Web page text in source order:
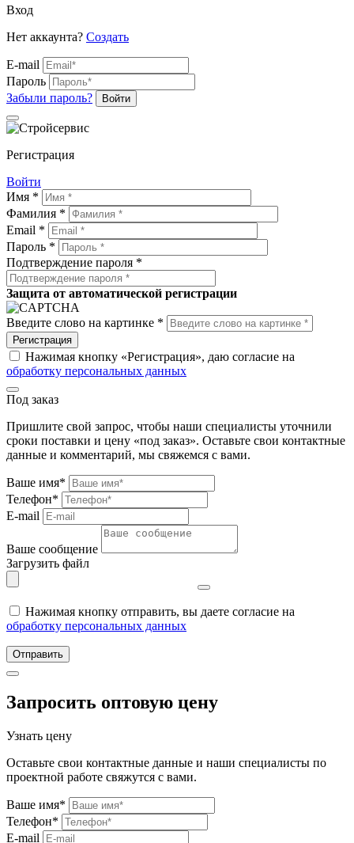
Вход
Нет аккаунта? Создать
E-mail
Пароль
Забыли пароль?
Войти
Регистрация
Войти
Имя *
Фамилия *
Email *
Пароль *
Подтверждение пароля *
Защита от автоматической регистрации
Введите слово на картинке *
Регистрация
Нажимая кнопку «Регистрация», даю согласие на
обработку персональных данных
Под заказ
Пришлите свой запрос, чтобы наши специалисты уточнили
сроки поставки и цену «под заказ». Оставьте свои контактные
данные и комментарий, мы свяжемся с вами.
Ваше имя*
Телефон*
E-mail
Ваше сообщение
Загрузить файл
Нажимая кнопку отправить, вы даете согласие на
обработку персональных данных
Отправить
Запросить оптовую цену
Узнать цену
Оставьте свои контактные данные и наши специалисты по
проектной работе свяжутся с вами.
Ваше имя*
Телефон*
E-mail